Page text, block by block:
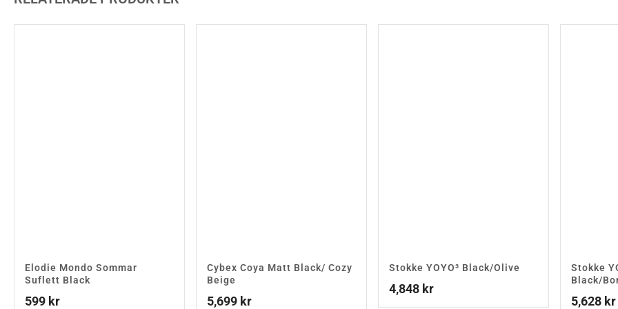
Elodie Mondo Sommar
Suflett Black
599 kr
Cybex Coya Matt Black/ Cozy
Beige
5,699 kr
Stokke YOYO³ Black/Olive
4,848 kr
Stokke
Black/
5,628 kr